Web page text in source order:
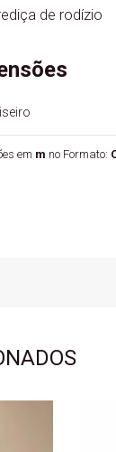
de rodízio
em m no Formato: